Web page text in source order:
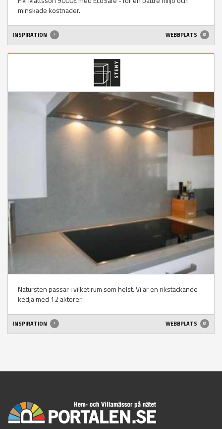
minskade kostnader.
INSPIRATION WEBBPLATS
Natursten passar i vilket rum som helst. Vi är en rikstäckande
kedja med 12 aktörer.
INSPIRATION WEBBPLATS